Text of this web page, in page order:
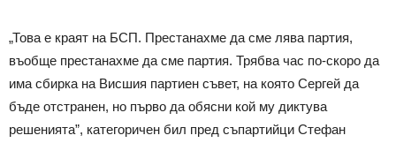
„Това е краят на БСП. Престанахме да сме лява партия,
въобще престанахме да сме партия. Трябва час по-скоро да
има сбирка на Висшия партиен съвет, на която Сергей да
бъде отстранен, но първо да обясни кой му диктува
решенията”, категоричен бил пред съпартийци Стефан